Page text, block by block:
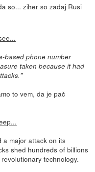
so... ziher so zadaj Rusi
based phone number
taken because it had
to vem, da je pač
a major attack on its
shed hundreds of billions
technology.